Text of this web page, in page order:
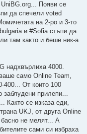
UniBG.org... Появи се
да спечели voted
на 2-ро и 3-то
и #Sofia стъпи да
там както и беше ник-а
надхвърлиха 4000.
само Online Team,
400... От които 100
заблудени прилепи...
Както се изказа еди,
UKJ, от друга Online
не мелят... А
сами си избраха